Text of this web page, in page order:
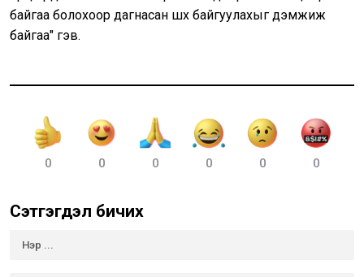
байгаа болохоор дагнасан шүүх байгуулахыг дэмжиж
байгаа" гэв.
0 0 0 0 0 0
Сэтгэгдэл бичих